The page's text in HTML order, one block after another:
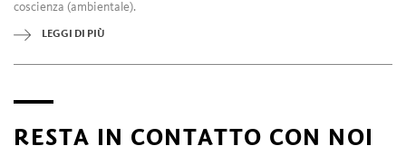
coscienza (ambientale).
LEGGI DI PIÙ
RESTA IN CONTATTO CON NOI